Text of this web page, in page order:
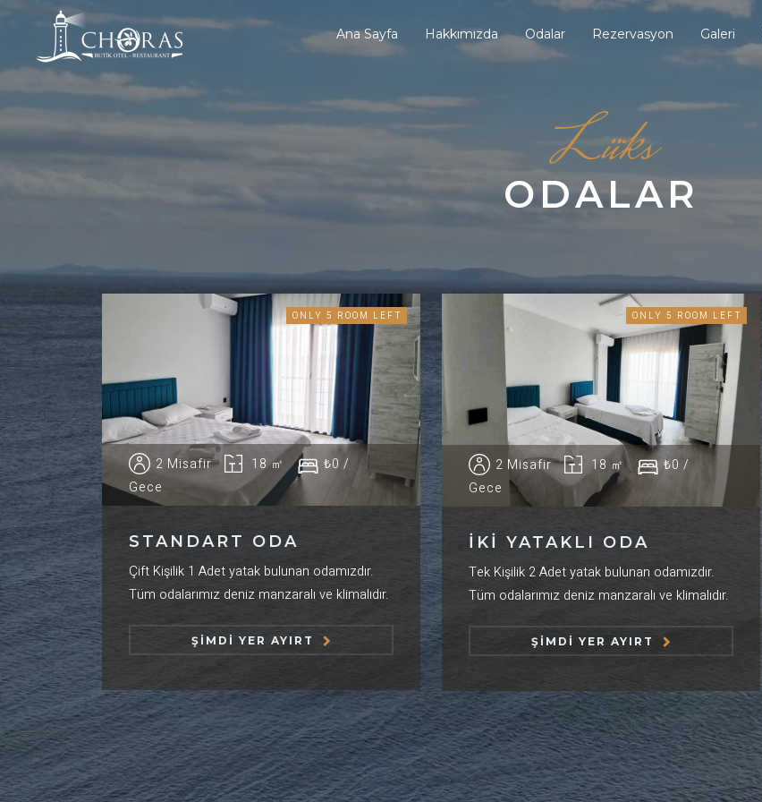
Ana Sayfa Hakkımızda Odalar Rezervasyon Galeri
Lüks
ODALAR
ONLY 5 ROOM LEFT
2 Misafir 18 ㎡
₺0 /
Gece
STANDART ODA
Çift Kişilik 1 Adet yatak bulunan odamızdır.
Tüm odalarımız deniz manzaralı ve klimalıdır.
ŞIMDI YER AYIRT
ONLY 5 ROOM LEFT
2 Misafir 18 ㎡
₺0 /
Gece
İKI YATAKLI ODA
Tek Kişilik 2 Adet yatak bulunan odamızdır.
Tüm odalarımız deniz manzaralı ve klimalıdır.
ŞIMDI YER AYIRT